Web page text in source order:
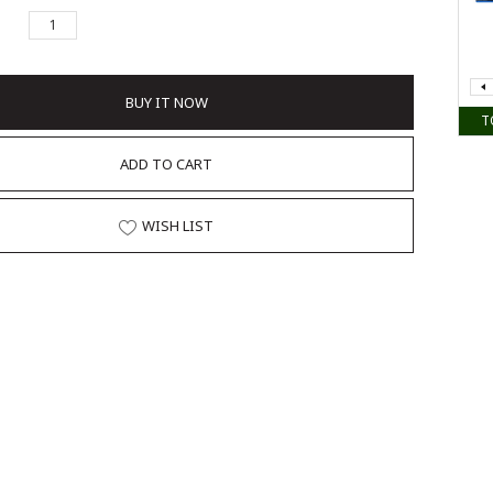
BUY IT NOW
ADD TO CART
WISH LIST